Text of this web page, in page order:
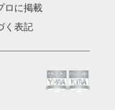
ロに掲載
く表記